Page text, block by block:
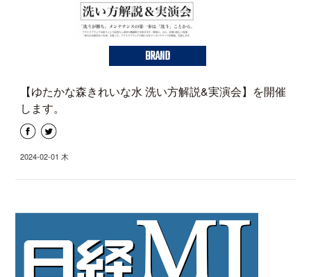
BRAND
【ゆたかな森きれいな水 洗い方解説&実演会】を開催
します。
2024-02-01 木